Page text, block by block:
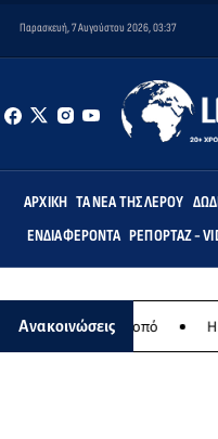
Παρασκευή, 7 Αυγούστου 2026, 03:37
ΑΡΧΙΚΉ ΤΑ ΝΈΑ ΤΗΣ ΛΈΡΟΥ
ΕΝΔΙΑΦΈΡΟΝΤΑ ΡΕΠΟΡΤΆΖ -
Ανακοινώσεις
σκοπό Η